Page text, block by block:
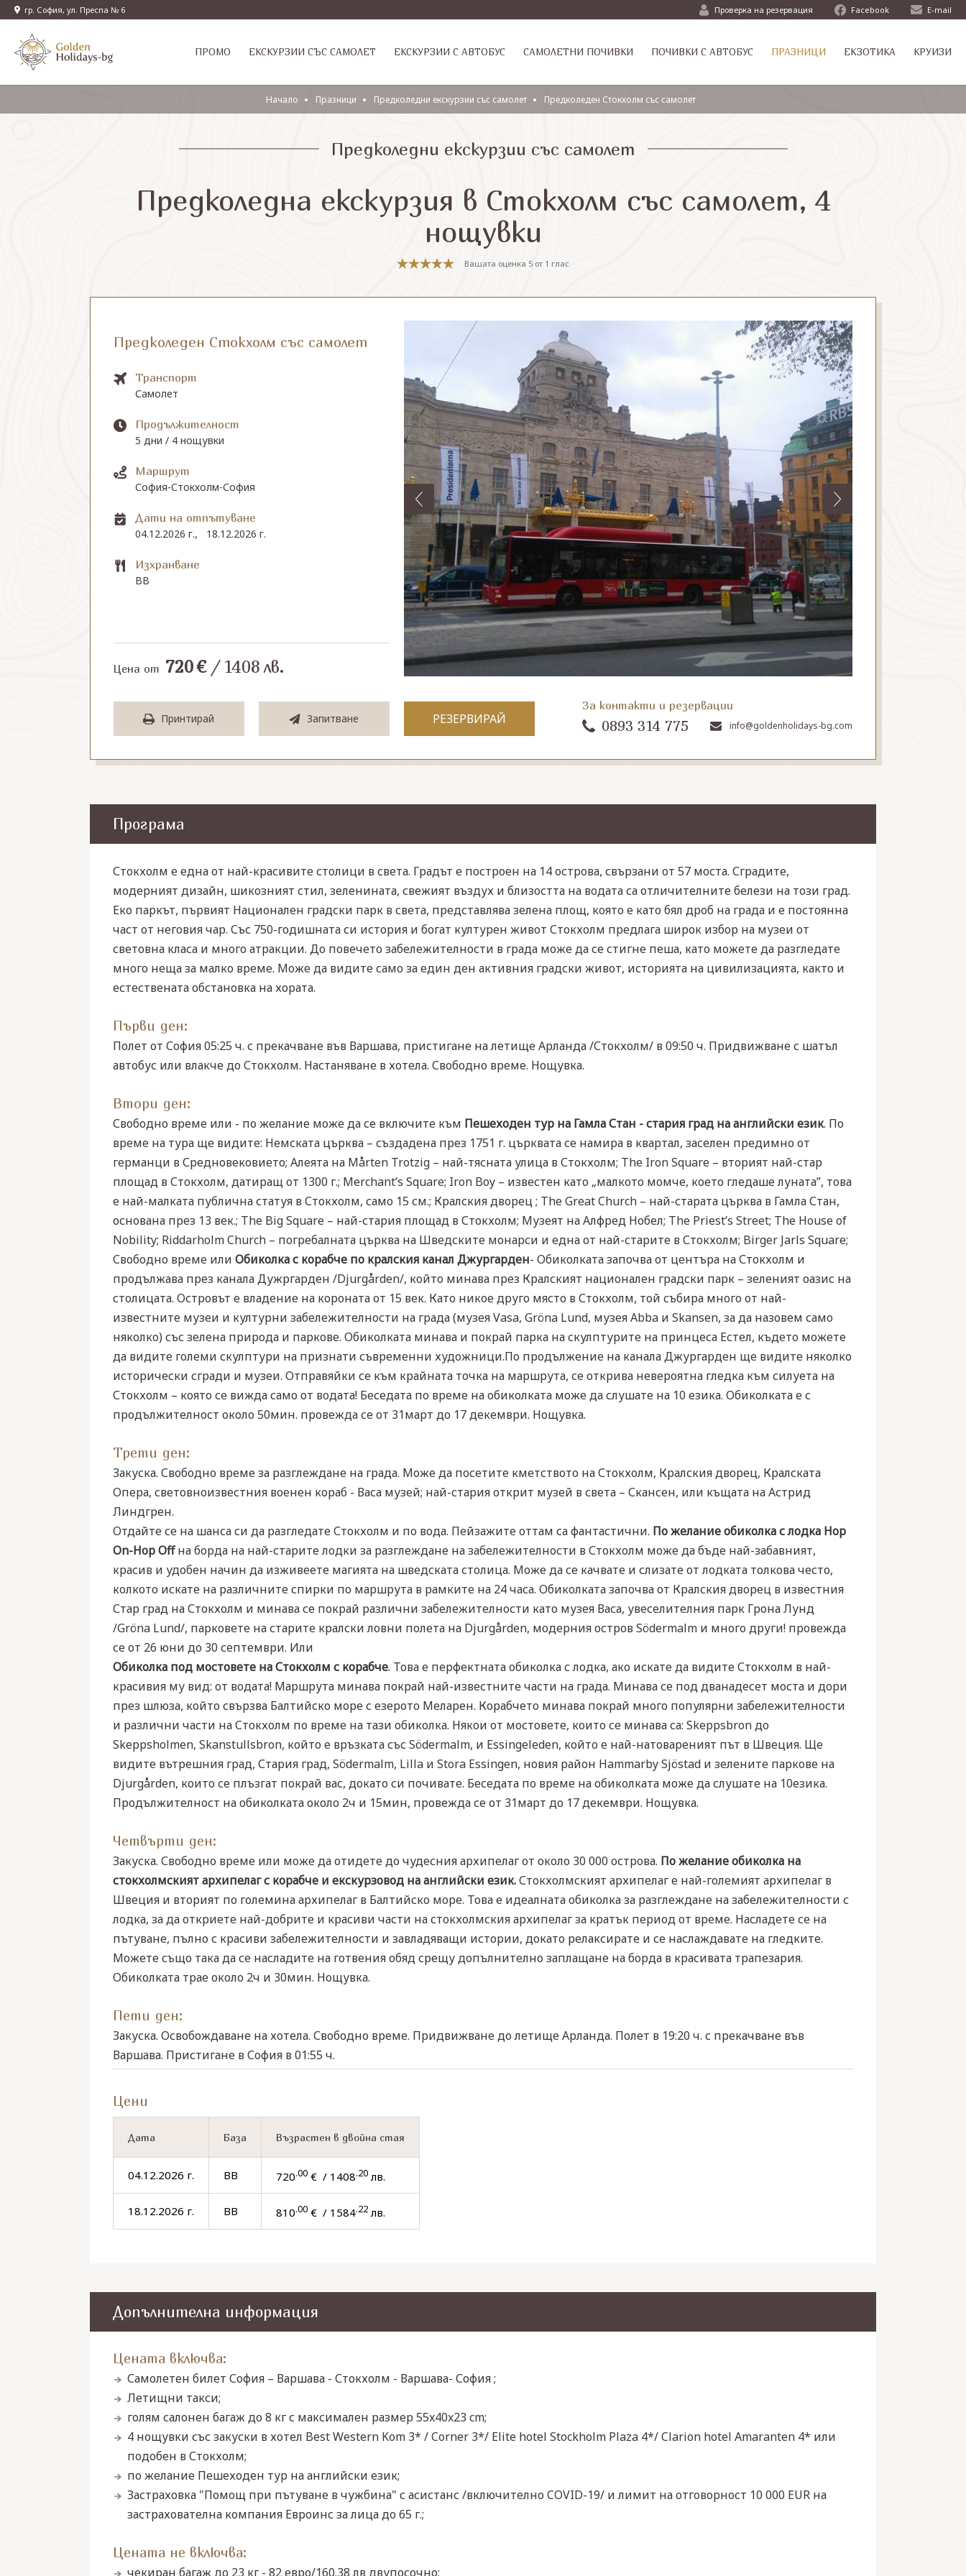
гр. София, ул. Преспа № 6 Проверка на резервация Facebook E-mail
ПРОМО EКСКУРЗИИ СЪС САМОЛЕТ ЕКСКУРЗИИ С АВТОБУС САМОЛЕТНИ ПОЧИВКИ ПОЧИВКИ С АВТОБУС ПРАЗНИЦИ ЕКЗОТИКА КРУИЗИ
Начало Празници Предколедни екскурзии със самолет Предколеден Стокхолм със самолет
Предколедни екскурзии със самолет
Предколедна екскурзия в Стокхолм със самолет, 4
нощувки
Вашата оценка 5 от 1 глас
Предколеден Стокхолм със самолет
Транспорт
Самолет
Продължителност
5 дни / 4 нощувки
Маршрут
София-Стокхолм-София
Дати на отпътуване
04.12.2026 г., 18.12.2026 г.
Изхранване
BB
Цена от 720€/ 1408 лв.
Принтирай Запитване РЕЗЕРВИРАЙ
За контакти и резервации
0893 314 775 info@goldenholidays-bg.com
Програма
Стокхолм е една от най-красивите столици в света. Градът е построен на 14 острова, свързани от 57 моста. Сградите,
модерният дизайн, шикозният стил, зеленината, свежият въздух и близостта на водата са отличителните белези на този град.
Еко паркът, първият Национален градски парк в света, представлява зелена площ, която е като бял дроб на града и е постоянна
част от неговия чар. Със 750-годишната си история и богат културен живот Стокхолм предлага широк избор на музеи от
световна класа и много атракции. До повечето забележителности в града може да се стигне пеша, като можете да разгледате
много неща за малко време. Може да видите само за един ден активния градски живот, историята на цивилизацията, както и
естествената обстановка на хората.
Първи ден:
Полет от София 05:25 ч. с прекачване във Варшава, пристигане на летище Арланда /Стокхолм/ в 09:50 ч. Придвижване с шатъл
автобус или влакче до Стокхолм. Настаняване в хотела. Свободно време. Нощувка.
Втори ден:
Свободно време или - по желание може да се включите към Пешеходен тур на Гамла Стан - стария град на английски език. По
време на тура ще видите: Немската църква – създадена през 1751 г. църквата се намира в квартал, заселен предимно от
германци в Средновековието; Алеята на Mårten Trotzig – най-тясната улица в Стокхолм; The Iron Square – вторият най-стар
площад в Стокхолм, датиращ от 1300 г.; Merchant’s Square; Iron Boy – известен като „малкото момче, което гледаше луната”, това
е най-малката публична статуя в Стокхолм, само 15 см.; Кралския дворец ; The Great Church – най-старата църква в Гамла Стан,
основана през 13 век.; The Big Square – най-стария площад в Стокхолм; Музеят на Алфред Нобел; The Priest’s Street; The House of
Nobility; Riddarholm Church – погребалната църква на Шведските монарси и една от най-старите в Стокхолм; Birger Jarls Square;
Свободно време или Обиколка с корабче по кралския канал Джургарден- Обиколката започва от центъра на Стокхолм и
продължава през канала Дужргарден /Djurgården/, който минава през Кралският национален градски парк – зеленият оазис на
столицата. Островът е владение на короната от 15 век. Като никое друго място в Стокхолм, той събира много от най-
известните музеи и културни забележителности на града (музея Vasa, Gröna Lund, музея Abba и Skansen, за да назовем само
няколко) със зелена природа и паркове. Обиколката минава и покрай парка на скулптурите на принцеса Естел, където можете
да видите големи скулптури на признати съвременни художници.По продължение на канала Джургарден ще видите няколко
исторически сгради и музеи. Отправяйки се към крайната точка на маршрута, се открива невероятна гледка към силуета на
Стокхолм – която се вижда само от водата! Беседата по време на обиколката може да слушате на 10 езика. Обиколката е с
продължителност около 50мин. провежда се от 31март до 17 декември. Нощувка.
Трети ден:
Закуска. Свободно време за разглеждане на града. Може да посетите кметството на Стокхолм, Кралския дворец, Кралската
Опера, световноизвестния военен кораб - Васа музей; най-стария открит музей в света – Скансен, или къщата на Астрид
Линдгрен.
Отдайте се на шанса си да разгледате Стокхолм и по вода. Пейзажите оттам са фантастични. По желание обиколка с лодка Hop
On-Hop Offна борда на най-старите лодки за разглеждане на забележителности в Стокхолм може да бъде най-забавният,
красив и удобен начин да изживеете магията на шведската столица. Може да се качвате и слизате от лодката толкова често,
колкото искате на различните спирки по маршрута в рамките на 24 часа. Обиколката започва от Кралския дворец в известния
Стар град на Стокхолм и минава се покрай различни забележителности като музея Васа, увеселителния парк Грона Лунд
/Gröna Lund/, парковете на старите кралски ловни полета на Djurgården, модерния остров Södermalm и много други! провежда
се от 26 юни до 30 септември. Или
Обиколка под мостовете на Стокхолм с корабче. Това е перфектната обиколка с лодка, ако искате да видите Стокхолм в най-
красивия му вид: от водата! Маршрута минава покрай най-известните части на града. Минава се под дванадесет моста и дори
през шлюза, който свързва Балтийско море с езерото Меларен. Корабчето минава покрай много популярни забележителности
и различни части на Стокхолм по време на тази обиколка. Някои от мостовете, които се минава са: Skeppsbron до
Skeppsholmen, Skanstullsbron, който е връзката със Södermalm, и Essingeleden, който е най-натовареният път в Швеция. Ще
видите вътрешния град, Стария град, Södermalm, Lilla и Stora Essingen, новия район Hammarby Sjöstad и зелените паркове на
Djurgården, които се плъзгат покрай вас, докато си почивате. Беседата по време на обиколката може да слушате на 10езика.
Продължителност на обиколката около 2ч и 15мин, провежда се от 31март до 17 декември. Нощувка.
Четвърти ден:
Закуска. Свободно време или може да отидете до чудесния архипелаг от около 30 000 острова. По желание обиколка на
стокхолмският архипелаг с корабче и екскурзовод на английски език.Стокхолмският архипелаг е най-големият архипелаг в
Швеция и вторият по големина архипелаг в Балтийско море. Това е идеалната обиколка за разглеждане на забележителности с
лодка, за да откриете най-добрите и красиви части на стокхолмския архипелаг за кратък период от време. Насладете се на
пътуване, пълно с красиви забележителности и завладяващи истории, докато релаксирате и се наслаждавате на гледките.
Можете също така да се насладите на готвения обяд срещу допълнително заплащане на борда в красивата трапезария.
Обиколката трае около 2ч и 30мин. Нощувка.
Пети ден:
Закуска. Освобождаване на хотела. Свободно време. Придвижване до летище Арланда. Полет в 19:20 ч. с прекачване във
Варшава. Пристигане в София в 01:55 ч.
Цени
Дата База Възрастен в двойна стая
04.12.2026 г. BB 720.00€ / 1408.20лв.
18.12.2026 г. BB 810.00€ / 1584.22лв.
Допълнителна информация
Цената включва:
Самолетен билет София – Варшава - Стокхолм - Варшава- София ;
Летищни такси;
голям салонен багаж до 8 кг с максимален размер 55x40x23 cm;
4 нощувки със закуски в хотел Best Western Kom 3* / Corner 3*/ Elite hotel Stockholm Plaza 4*/ Clarion hotel Amaranten 4* или
подобен в Стокхолм;
по желание Пешеходен тур на английски език;
Застраховка "Помощ при пътуване в чужбина" с асистанс /включително COVID-19/ и лимит на отговорност 10 000 EUR на
застрахователна компания Евроинс за лица до 65 г.;
Цената не включва:
чекиран багаж до 23 кг - 82 евро/160.38 лв двупосочно;